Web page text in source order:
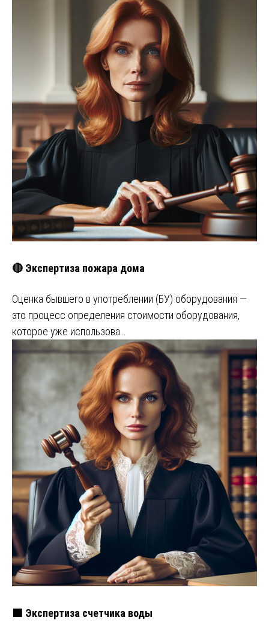
🔴 Экспертиза пожара дома
Оценка бывшего в употреблении (БУ) оборудования —
это процесс определения стоимости оборудования,
которое уже использова…
🟩 Экспертиза счетчика воды